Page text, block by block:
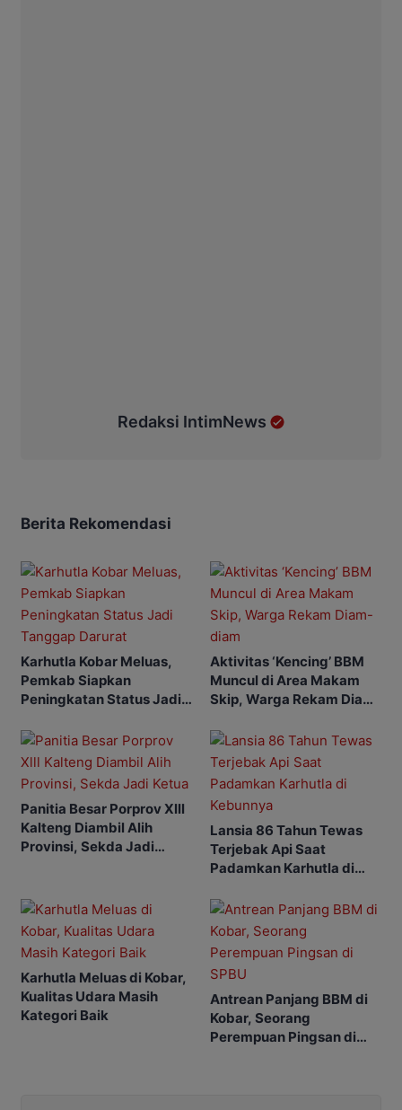
Redaksi IntimNews
Berita Rekomendasi
Karhutla Kobar Meluas,
Pemkab Siapkan
Peningkatan Status Jadi
Aktivitas ‘Kencing’ BBM
Muncul di Area Makam
Skip, Warga Rekam Diam-
Panitia Besar Porprov Xlll
Kalteng Diambil Alih
Provinsi, Sekda Jadi
Lansia 86 Tahun Tewas
Terjebak Api Saat
Padamkan Karhutla di
Karhutla Meluas di Kobar,
Kualitas Udara Masih
Kategori Baik
Antrean Panjang BBM di
Kobar, Seorang
Perempuan Pingsan di